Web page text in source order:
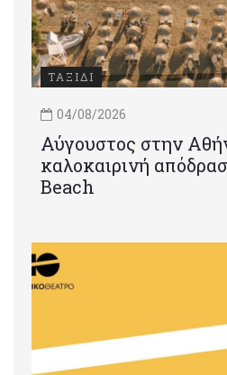
ΤΑΞΙΔΙ
04/08/2026
Αύγουστος στην
καλοκαιρινή
Beach